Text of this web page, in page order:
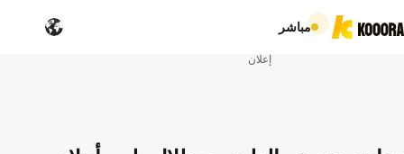
مباشر
إعلان